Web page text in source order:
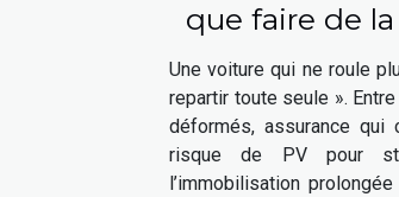
que faire de
ne roule
Une voiture qui ne roule
repartir toute seule ».
déformés, assurance qui
risque de PV pour
l’immobilisation